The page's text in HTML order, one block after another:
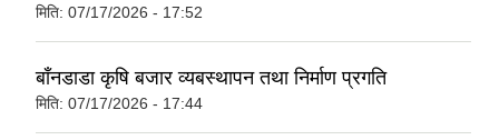
मिति: 07/17/2026 - 17:52
बाँनडाडा कृषि बजार व्यबस्थापन तथा निर्माण प्रगति
मिति: 07/17/2026 - 17:44